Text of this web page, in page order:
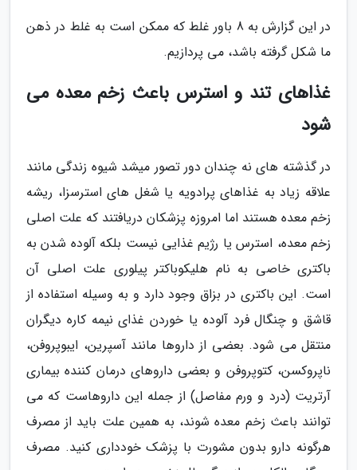
در این گزارش به 8 باور غلط که ممکن است به غلط در ذهن
ما شکل گرفته باشد، می پردازیم.
غذاهای تند و استرس باعث زخم معده می
شود
در گذشته های نه چندان دور تصور میشد شیوه زندگی مانند
علاقه زیاد به غذاهای پرادویه یا شغل های استرسزا، ریشه
زخم معده هستند اما امروزه پزشکان دریافتند که علت اصلی
زخم معده، استرس یا رژیم غذایی نیست بلکه آلوده شدن به
باکتری خاصی به نام هلیکوباکتر پیلوری علت اصلی آن
است. این باکتری در بزاق وجود دارد و به وسیله استفاده از
قاشق و چنگال فرد آلوده یا خوردن غذای نیمه کاره دیگران
منتقل می شود. بعضی از داروها مانند آسپرین، ایبوپروفن،
ناپروکسن، کتوپروفن و بعضی داروهای درمان کننده بیماری
آرتریت (درد و ورم مفاصل) از جمله این داروهاست که می
توانند باعث زخم معده شوند، به همین علت باید از مصرف
هرگونه دارو بدون مشورت با پزشک خودداری کنید. مصرف